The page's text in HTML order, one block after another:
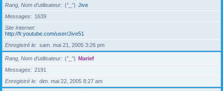
Rang, Nom d’utilisateur (°_°) Jive
Messages
1639
Site Internet
http://fr.youtube.com/user/Jive51
Enregistré le
sam. mai 21, 2005 3:26 pm
Rang, Nom d’utilisateur (°_°) Marief
Messages
2191
Enregistré le
dim. mai 22, 2005 8:27 am